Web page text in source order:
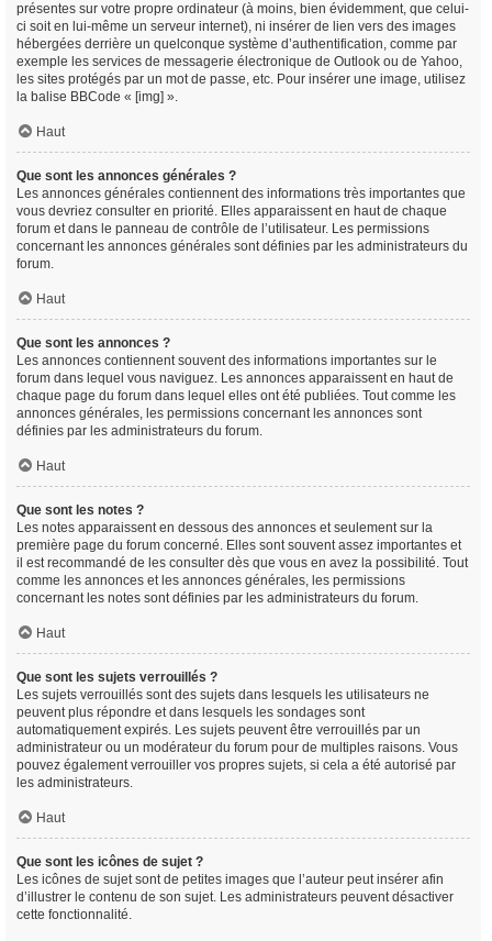
présentes sur votre propre ordinateur (à moins, bien évidemment, que celui-
ci soit en lui-même un serveur internet), ni insérer de lien vers des images
hébergées derrière un quelconque système d’authentification, comme par
exemple les services de messagerie électronique de Outlook ou de Yahoo,
les sites protégés par un mot de passe, etc. Pour insérer une image, utilisez
la balise BBCode « [img] ».
Haut
Que sont les annonces générales ?
Les annonces générales contiennent des informations très importantes que
vous devriez consulter en priorité. Elles apparaissent en haut de chaque
forum et dans le panneau de contrôle de l’utilisateur. Les permissions
concernant les annonces générales sont définies par les administrateurs du
forum.
Haut
Que sont les annonces ?
Les annonces contiennent souvent des informations importantes sur le
forum dans lequel vous naviguez. Les annonces apparaissent en haut de
chaque page du forum dans lequel elles ont été publiées. Tout comme les
annonces générales, les permissions concernant les annonces sont
définies par les administrateurs du forum.
Haut
Que sont les notes ?
Les notes apparaissent en dessous des annonces et seulement sur la
première page du forum concerné. Elles sont souvent assez importantes et
il est recommandé de les consulter dès que vous en avez la possibilité. Tout
comme les annonces et les annonces générales, les permissions
concernant les notes sont définies par les administrateurs du forum.
Haut
Que sont les sujets verrouillés ?
Les sujets verrouillés sont des sujets dans lesquels les utilisateurs ne
peuvent plus répondre et dans lesquels les sondages sont
automatiquement expirés. Les sujets peuvent être verrouillés par un
administrateur ou un modérateur du forum pour de multiples raisons. Vous
pouvez également verrouiller vos propres sujets, si cela a été autorisé par
les administrateurs.
Haut
Que sont les icônes de sujet ?
Les icônes de sujet sont de petites images que l’auteur peut insérer afin
d’illustrer le contenu de son sujet. Les administrateurs peuvent désactiver
cette fonctionnalité.